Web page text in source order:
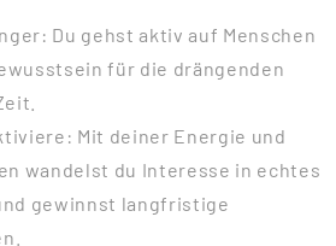
Du gehst aktiv auf Menschen
für die drängenden
Mit deiner Energie und
wandelst du Interesse in echtes
gewinnst langfristige